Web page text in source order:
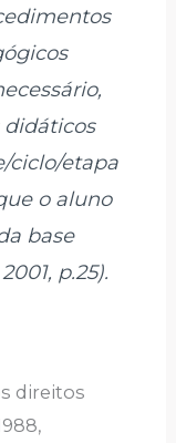
ciclo/etapa
o aluno
base
p.25).
direitos